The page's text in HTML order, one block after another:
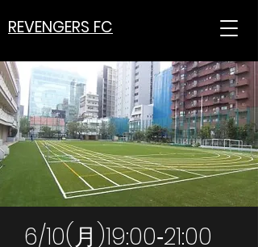
REVENGERS FC
6/10(月)19:00‐21:00